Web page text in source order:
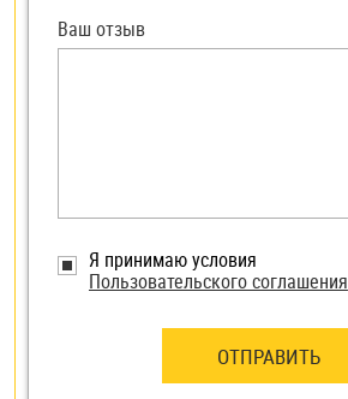
Я принимаю условия
Пользовательского соглашения
ОТПРАВИТЬ
Ваш отзыв